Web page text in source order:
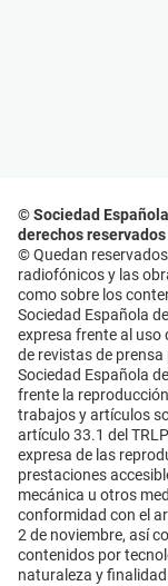
© Sociedad
derechos reservados
© Quedan
radiofónicos y las
como sobre los
Sociedad Española
expresa frente al uso
de revistas de
Sociedad Española
frente la
trabajos y artículos
artículo 33.1 del
expresa de las
prestaciones
mecánica u otros
conformidad con el
2 de noviembre, así
contenidos por
naturaleza y